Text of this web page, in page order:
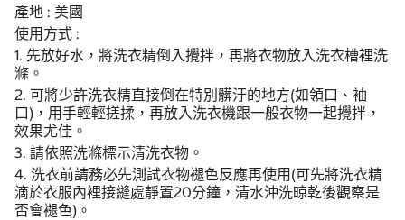
產地 : 美國
使用方式 :
1. 先放好水，將洗衣精倒入攪拌，再將衣物放入洗衣槽裡洗
滌。
2. 可將少許洗衣精直接倒在特別髒汙的地方(如領口、袖
口)，用手輕輕搓揉，再放入洗衣機跟一般衣物一起攪拌，
效果尤佳。
3. 請依照洗滌標示清洗衣物。
4. 洗衣前請務必先測試衣物褪色反應再使用(可先將洗衣精
滴於衣服內裡接縫處靜置20分鐘，清水沖洗晾乾後觀察是
否會褪色)。